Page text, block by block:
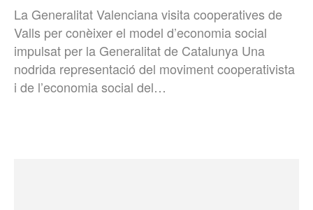
La Generalitat Valenciana visita cooperatives de
Valls per conèixer el model d’economia social
impulsat per la Generalitat de Catalunya Una
nodrida representació del moviment cooperativista
i de l’economia social del…